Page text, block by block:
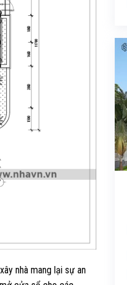
nhà mang lại sự an